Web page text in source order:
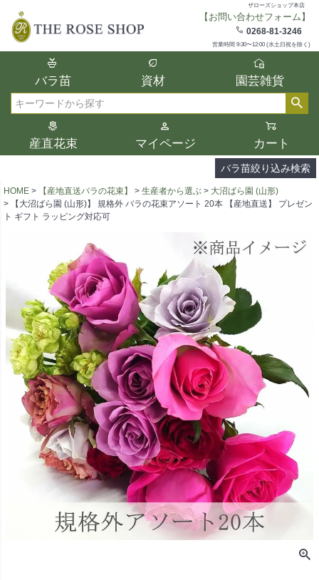
ザローズショップ本店
【お問い合わせフォーム】
0268-81-3246
営業時間 9:30〜12:00 (水土日祝を除く)
バラ苗 資材 園芸雑貨
産直花束 マイページ カート
バラ苗絞り込み検索
在庫
在庫ありのみ表示
検索
複数の条件を選択して絞り込み検索が可能
選択した項目全てに該当する品種のみ検索
結果に表示されます。
タイプ、カラー、ブランドなどは1つずつ選
択してください。
HOME 【産地直送バラの花束】 生産者から選ぶ
大沼ばら園 (山形)
【大沼ばら園 (山形)】 規格外 バラの花束アソート 20本 【産地直送】 プレゼン
ト ギフト ラッピング対応可